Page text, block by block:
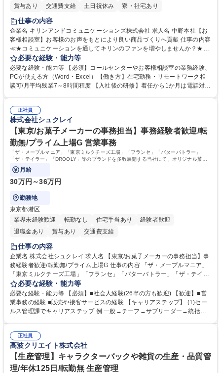
賞与あり
交通費支給 土日祝休み 寮・社宅あり
仕事の内容
企業名 キリンアンドコミュニケーションズ株式会社 求人名 中野本社【お
客様相談室】お客様のお声をもとにより良い商品づくりへ貢献 仕事の内容
≪★コミュニケーションを通してキリンのファンを増やしませんか？★≫
お客様のお声をより良い商品づくりに活かしていく上で、窓口となるお客
様相談室でのお仕事です。 日々お客様からいただくキリングループへのご
意見を、企業活動に活かしています。お客様からの声に迅速かつ誠意をも
って対応、情報提供するとともにグループ内活動に反映しています。 【具
平均100件前後■メール・手紙：同上40件前後 募集職種 中野本社【お客様
相談室】お客様のお声をもとにより良い商品づくりへ貢献
必要な経験・能力等
必要な経験・能力等 【必須】コールセンターやお客様相談室の業務経験、
PCが使える方（Word・Excel）【働き方】在宅勤務・リモートワーク相
談可/月平均残業7～8時間程度 【入社後の研修】着任から1か月は電話対応
すのでご安心ください。 【当社について】キリングループの広報機能を担
う会社として、お客様との出会いを大切にし、磨き上げたホスピタリティ
を込めてコミュニケーションをとりながら広報関連業務を行っておりま
す。 学歴・資格 学歴：大学院 大学 高専 短大 専修学校 高校 語学力： 資
格：
正社員
株式会社シュクレイ
【東京/お菓子メーカーの事務担当】事務経験者歓迎/転
勤無/プライム上場G 営業事務
「ザ・メープルマニア」「東京ミルクチーズ工場」「フランセ」「バターバトラー」
「ザ・テイラー」「DROOLY」等のブランドを多数展開する当社にて、オリジナル菓子
ブランド商品の事務業務をお任せいたします。
月給
30万円～36万円
勤務地
東京都港区
業界未経験歓迎
転勤なし 住宅手当あり
経験者歓迎
退職金あり
賞与あり 交通費支給
仕事の内容
企業名 株式会社シュクレイ 求人名 【東京/お菓子メーカーの事務担当】事
務経験者歓迎/転勤無/プライム上場G 仕事の内容 「ザ・メープルマニア」
「東京ミルクチーズ工場」「フランセ」「バターバトラー」「ザ・テイラ
ー」「DROOLY」等のブランドを多数展開する当社にて、オリジナル菓子
ブランド商品の事務業務をお任せいたします。 【具体的な業務内容】 ■店
舗からの発注受付/PC入力業務 ■受電対応(社内/社外) ■商品のマスター登
録 ■日々の売上抽出・報告 ■提携企業への書類送付業務 ■契約書管理業務
必要な経験・能力等
必要な経験・能力等 【必須】■社会人経験(26卒の方も歓迎) 【歓迎】■営
業事務の経験 ■販売や接客サービスの経験 【キャリアステップ】 (1)セー
ルス管理課でキャリアステップ 例:一般→チーフ→サブリーダー→統括リ
や個別面談を通してご自身のキャリアと向き合っていただき、会社として
もバックアップしていきます。 学歴・資格 学歴：大学院 大学 高専 短大
専修学校 高校 語学力： 資格：
正社員
高波クリエイト株式会社
【生産管理】キャラクターバックや雑貨の生産・品質管
理/年休125日/転勤無 生産管理